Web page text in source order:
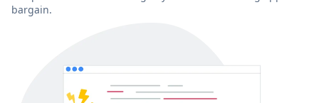
bargain.